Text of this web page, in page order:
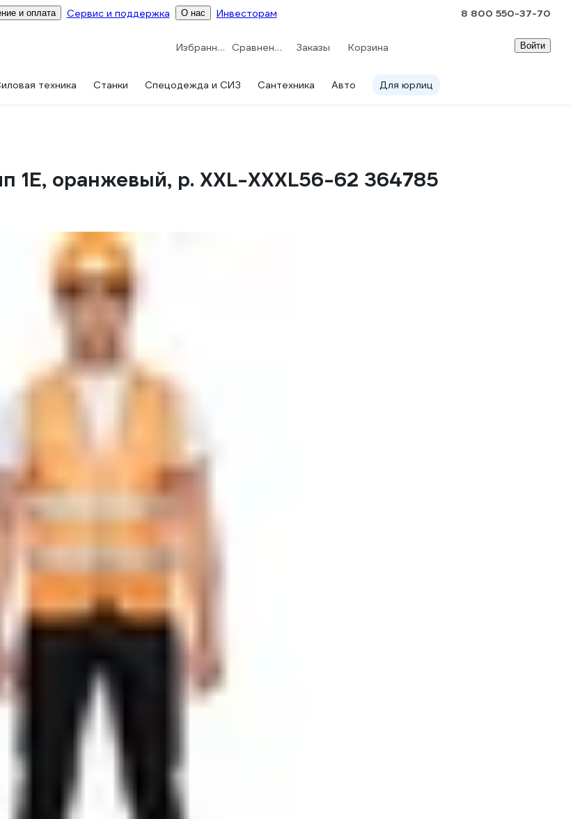
и оплата Сервис и поддержка О нас Инвесторам 8 800 550-37-70
Избранное Сравнение Заказы Корзина Войти
техника Станки Спецодежда и СИЗ Сантехника Авто Для юрлиц
оранжевый, р. ХXL-XXXL56-62 364785